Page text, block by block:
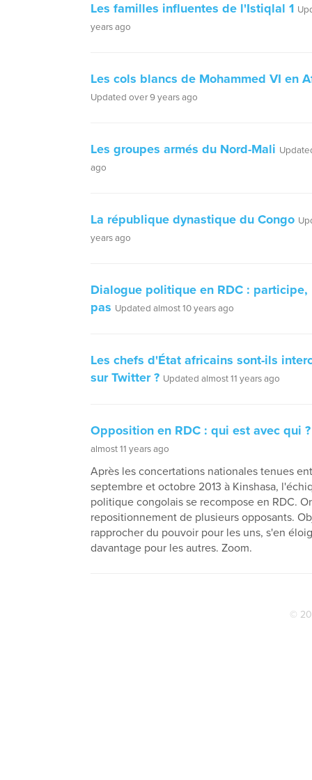
Les familles influentes de l'Istiqlal 1
years ago
Les cols blancs de Mohammed VI en
Updated over 9 years ago
Les groupes armés du Nord-Mali
ago
La république dynastique du Congo
years ago
Dialogue politique en RDC :
pas Updated almost 10 years ago
Les chefs d'État africains sont-ils
sur Twitter ? Updated almost 11 years ago
Opposition en RDC : qui est avec qui ?
almost 11 years ago
Après les concertations nationales tenues
septembre et octobre 2013 à Kinshasa,
politique congolais se recompose en RDC.
repositionnement de plusieurs opposants.
rapprocher du pouvoir pour les uns, s'en
davantage pour les autres. Zoom.
©